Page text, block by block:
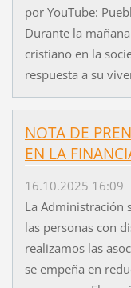
por YouTube:
Durante la
cristiano en la
respuesta a su
NOTA DE
EN LA
16.10.2025 16:09
La Administración
las personas con
realizamos las
se empeña en